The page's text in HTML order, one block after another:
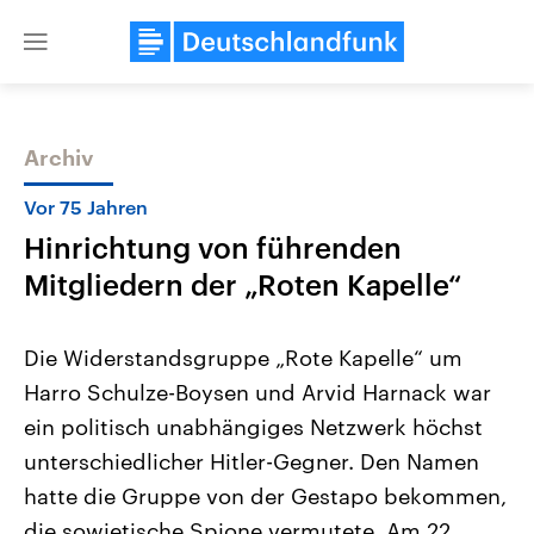
Close
Themen
Landtagswahl Sachsen-Anhalt
2026
Alle Informationen
Sachsen-Anhalt wählt am 6.
September 2026 einen neuen
Landtag. Seit 2021 wird das
Bundesland von einer Koalition aus
USA
Aktuelle Beiträge,
Hintergründe
Wirtschaftlich und
gehören die Vereinigten
den mächtigsten Ländern
mit großem Einfluss auf
Archiv
Vor 75 Jahren
Hinrichtung von führenden
Mitgliedern der „Roten Kapelle“
Die Widerstandsgruppe „Rote Kapelle“ um
Harro Schulze-Boysen und Arvid Harnack war
ein politisch unabhängiges Netzwerk höchst
unterschiedlicher Hitler-Gegner. Den Namen
hatte die Gruppe von der Gestapo bekommen,